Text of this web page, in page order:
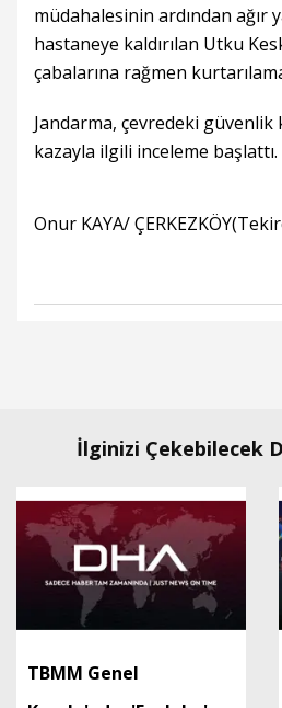
müdahalesinin ardından ağır
hastaneye kaldırılan Utku
çabalarına rağmen
Jandarma, çevredeki güvenlik
kazayla ilgili inceleme başlattı.
Onur KAYA/
İlginizi Çekebilecek
TBMM Genel